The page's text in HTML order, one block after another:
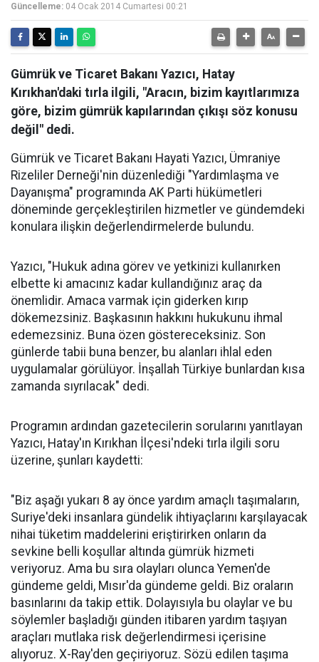
Güncelleme: 04 Ocak 2014 Cumartesi 00:21
Gümrük ve Ticaret Bakanı Yazıcı, Hatay
Kırıkhan'daki tırla ilgili, "Aracın, bizim kayıtlarımıza
göre, bizim gümrük kapılarından çıkışı söz konusu
değil" dedi.
Gümrük ve Ticaret Bakanı Hayati Yazıcı, Ümraniye
Rizeliler Derneği'nin düzenlediği "Yardımlaşma ve
Dayanışma" programında AK Parti hükümetleri
döneminde gerçekleştirilen hizmetler ve gündemdeki
konulara ilişkin değerlendirmelerde bulundu.
Yazıcı, "Hukuk adına görev ve yetkinizi kullanırken
elbette ki amacınız kadar kullandığınız araç da
önemlidir. Amaca varmak için giderken kırıp
dökemezsiniz. Başkasının hakkını hukukunu ihmal
edemezsiniz. Buna özen göstereceksiniz. Son
günlerde tabii buna benzer, bu alanları ihlal eden
uygulamalar görülüyor. İnşallah Türkiye bunlardan kısa
zamanda sıyrılacak" dedi.
Programın ardından gazetecilerin sorularını yanıtlayan
Yazıcı, Hatay'ın Kırıkhan İlçesi'ndeki tırla ilgili soru
üzerine, şunları kaydetti:
"Biz aşağı yukarı 8 ay önce yardım amaçlı taşımaların,
Suriye'deki insanlara gündelik ihtiyaçlarını karşılayacak
nihai tüketim maddelerini eriştirirken onların da
sevkine belli koşullar altında gümrük hizmeti
veriyoruz. Ama bu sıra olayları olunca Yemen'de
gündeme geldi, Mısır'da gündeme geldi. Biz oraların
basınlarını da takip ettik. Dolayısıyla bu olaylar ve bu
söylemler başladığı günden itibaren yardım taşıyan
araçları mutlaka risk değerlendirmesi içerisine
alıyoruz. X-Ray'den geçiriyoruz. Sözü edilen taşıma